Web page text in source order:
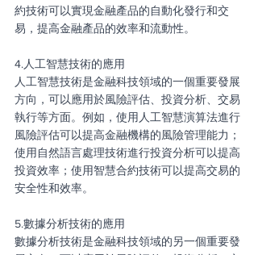
約技術可以實現金融產品的自動化發行和交
易，提高金融產品的效率和流動性。
4.人工智慧技術的應用
人工智慧技術是金融科技領域的一個重要發展
方向，可以應用於風險評估、投資分析、交易
執行等方面。例如，使用人工智慧演算法進行
風險評估可以提高金融機構的風險管理能力；
使用自然語言處理技術進行投資分析可以提高
投資效率；使用智慧合約技術可以提高交易的
安全性和效率。
5.數據分析技術的應用
數據分析技術是金融科技領域的另一個重要發